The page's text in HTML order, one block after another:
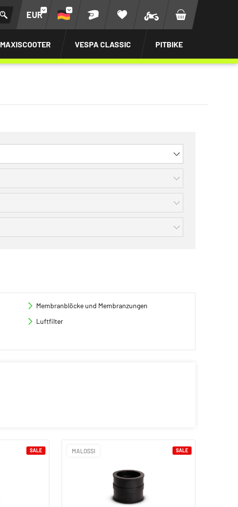
EUR
MAXISCOOTER VESPA CLASSIC PITBIKE
Membranblöcke und Membranzungen
Luftfilter
SALE MALOSSI SALE